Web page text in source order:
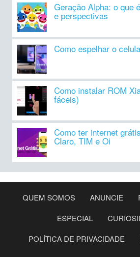
Geração Alpha: o que
e perspectivas
Como espelhar o
Como instalar ROM
fáceis)
Como ter internet
Claro, TIM e Oi
QUEM SOMOS ANUNCIE
ESPECIAL
POLÍTICA DE PRIVACIDADE